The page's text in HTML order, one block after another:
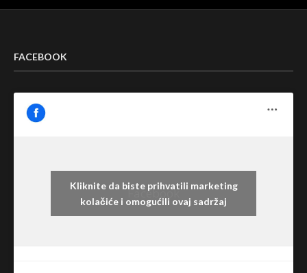
FACEBOOK
Facebook
Kliknite da biste prihvatili marketing
kolačiće i omogućili ovaj sadržaj